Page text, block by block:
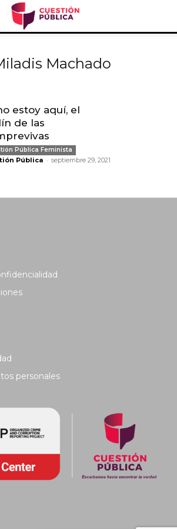
Machado
estoy aquí, el
de las
Pública Feminista
Pública - septiembre 29, 2021
personales